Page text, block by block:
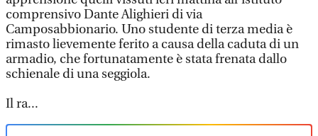
comprensivo Dante Alighieri di via
Camposabbionario. Uno studente di terza media è
rimasto lievemente ferito a causa della caduta di un
armadio, che fortunatamente è stata frenata dallo
schienale di una seggiola.
Il ra...